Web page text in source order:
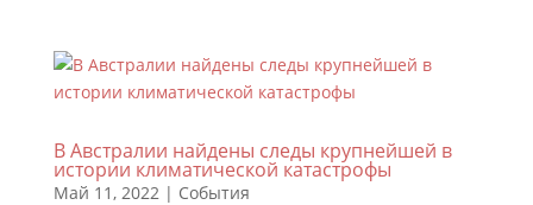
В Австралии найдены следы крупнейшей в
истории климатической катастрофы
Май 11, 2022| События